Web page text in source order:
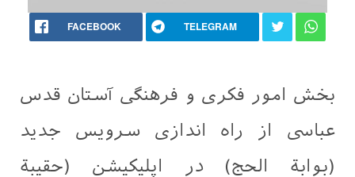
FACEBOOK TELEGRAM
بخش امور فکری و فرهنگی آستان قدس
عباسی از راه اندازی سرویس جدید
(بوابة الحج) در اپلیکیشن (حقیبة